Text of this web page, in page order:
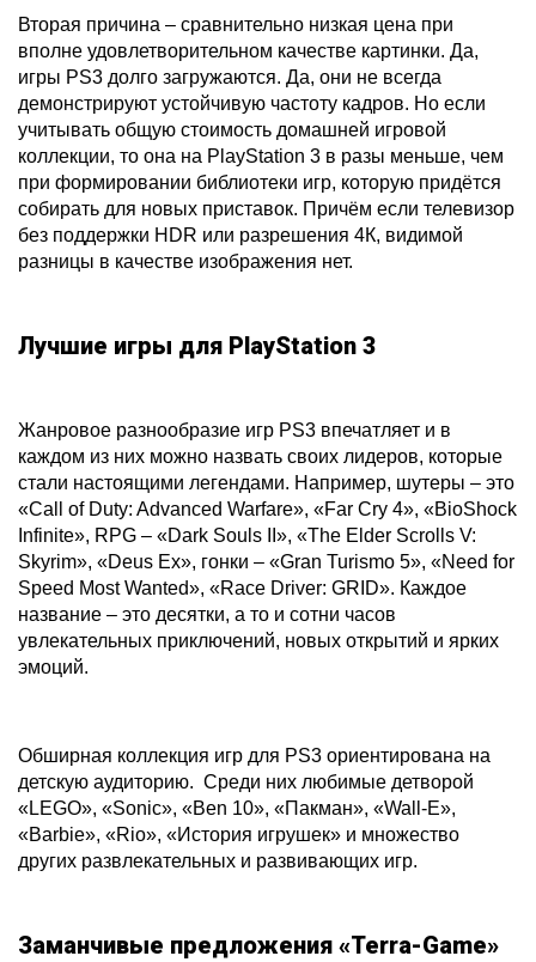
Вторая причина – сравнительно низкая цена при
вполне удовлетворительном качестве картинки. Да,
игры PS3 долго загружаются. Да, они не всегда
демонстрируют устойчивую частоту кадров. Но если
учитывать общую стоимость домашней игровой
коллекции, то она на PlayStation 3 в разы меньше, чем
при формировании библиотеки игр, которую придётся
собирать для новых приставок. Причём если телевизор
без поддержки HDR или разрешения 4К, видимой
разницы в качестве изображения нет.
Лучшие игры для PlayStation 3
Жанровое разнообразие игр PS3 впечатляет и в
каждом из них можно назвать своих лидеров, которые
стали настоящими легендами. Например, шутеры – это
«Call of Duty: Advanced Warfare», «Far Cry 4», «BioShock
Infinite», RPG – «Dark Souls II», «The Elder Scrolls V:
Skyrim», «Deus Ex», гонки – «Gran Turismo 5», «Need for
Speed Most Wanted», «Race Driver: GRID». Каждое
название – это десятки, а то и сотни часов
увлекательных приключений, новых открытий и ярких
эмоций.
Обширная коллекция игр для PS3 ориентирована на
детскую аудиторию. Среди них любимые детворой
«LEGO», «Sonic», «Ben 10», «Пакман», «Wall-E»,
«Barbie», «Rio», «История игрушек» и множество
других развлекательных и развивающих игр.
Заманчивые предложения «Terra-Game»